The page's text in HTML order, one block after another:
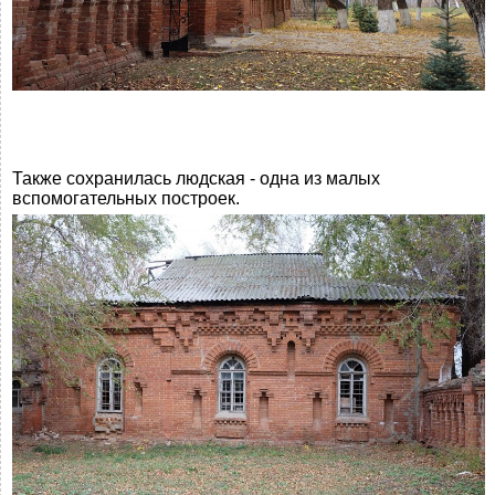
Также сохранилась людская - одна из малых
вспомогательных построек.